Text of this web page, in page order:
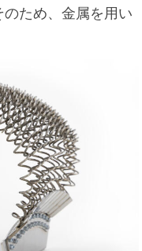
ため、金属を用い